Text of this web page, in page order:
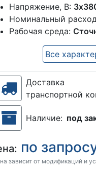
Напряжение, В:
Номинальный
Рабочая среда:
Все
Доставка
транспортной
Наличие: под
по
зависит от модификаций и